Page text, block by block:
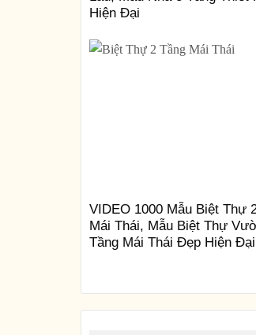
Hiện Đại
VIDEO 1000 Mẫu Biệt Thự
Mái Thái, Mẫu Biệt Thự
Tầng Mái Thái Đẹp Hiện Đại